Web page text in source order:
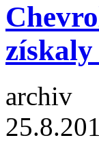
získaly
archiv